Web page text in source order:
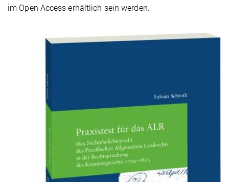
im Open Access erhältlich sein werden.